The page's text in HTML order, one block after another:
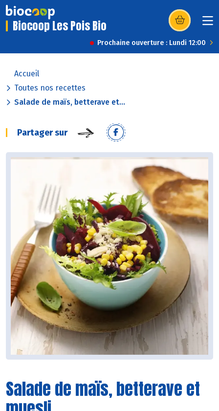
Biocoop Les Pois Bio (s’ouvre dans
Prochaine ouverture : Lundi 12:00
Accueil
Toutes nos recettes
Salade de maïs, betterave et...
Partager sur
Salade de maïs, betterave et